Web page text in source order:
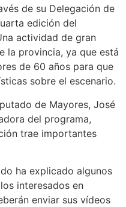
de su Delegación de
edición del
actividad de gran
la provincia, ya que está
de 60 años para que
sobre el escenario.
de Mayores, José
del programa,
trae importantes
ha explicado algunos
interesados en
enviar sus vídeos